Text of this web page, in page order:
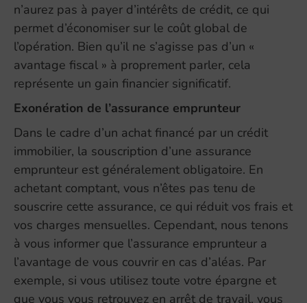
n’aurez pas à payer d’intérêts de crédit, ce qui
permet d’économiser sur le coût global de
l’opération. Bien qu’il ne s’agisse pas d’un «
avantage fiscal » à proprement parler, cela
représente un gain financier significatif.
Exonération de l’assurance emprunteur
Dans le cadre d’un achat financé par un crédit
immobilier, la souscription d’une assurance
emprunteur est généralement obligatoire. En
achetant comptant, vous n’êtes pas tenu de
souscrire cette assurance, ce qui réduit vos frais et
vos charges mensuelles. Cependant, nous tenons
à vous informer que l’assurance emprunteur a
l’avantage de vous couvrir en cas d’aléas. Par
exemple, si vous utilisez toute votre épargne et
que vous vous retrouvez en arrêt de travail, vous